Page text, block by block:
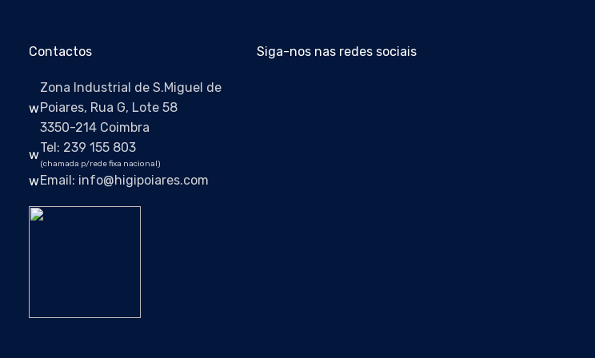
Contactos
Zona Industrial de S.Miguel de
Poiares, Rua G, Lote 58
3350-214 Coimbra
Tel: 239 155 803
(chamada p/rede fixa nacional)
Email: info@higipoiares.com
Siga-nos nas redes sociais